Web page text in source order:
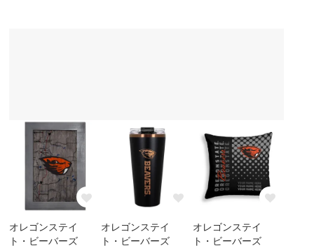
オレゴンステイ
ト・ビーバーズ
オレゴンステイ
ト・ビーバーズ
オレゴンステイ
ト・ビーバーズ